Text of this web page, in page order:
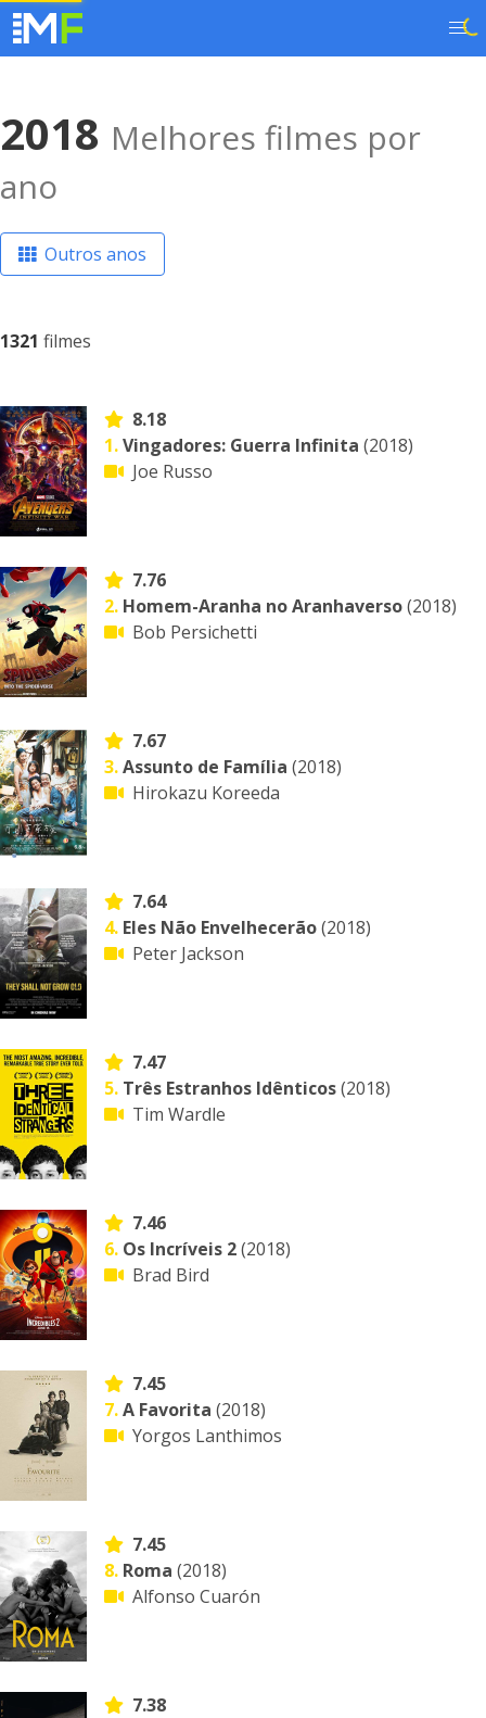
2018 Melhores filmes por
ano
Outros anos
1321 filmes
8.18
1.Vingadores: Guerra Infinita (2018)
Joe Russo
7.76
2. Homem-Aranha no Aranhaverso(2018)
Bob Persichetti
7.67
3.Assunto de Família (2018)
Hirokazu Koreeda
7.64
4. Eles Não Envelhecerão(2018)
Peter Jackson
7.47
5. Três Estranhos Idênticos(2018)
Tim Wardle
7.46
6. Os Incríveis 2(2018)
Brad Bird
7.45
7.A Favorita (2018)
Yorgos Lanthimos
7.45
8. Roma (2018)
Alfonso Cuarón
7.38